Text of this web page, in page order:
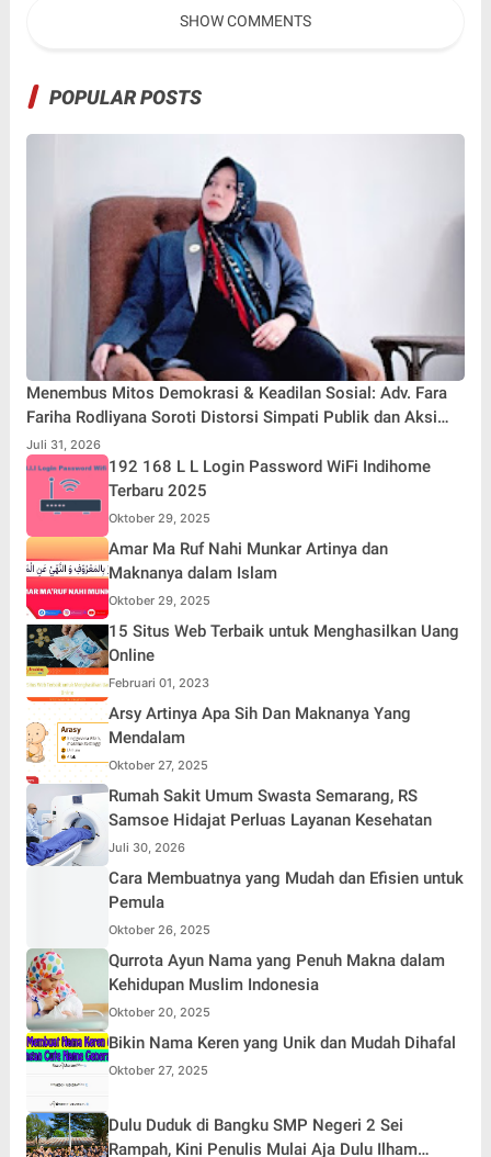
SHOW COMMENTS
POPULAR POSTS
Menembus Mitos Demokrasi & Keadilan Sosial: Adv. Fara
Fariha Rodliyana Soroti Distorsi Simpati Publik dan Aksi
Main Hakim Sendiri
Juli 31, 2026
192 168 L L Login Password WiFi Indihome
Terbaru 2025
Oktober 29, 2025
Amar Ma Ruf Nahi Munkar Artinya dan
Maknanya dalam Islam
Oktober 29, 2025
15 Situs Web Terbaik untuk Menghasilkan Uang
Online
Februari 01, 2023
Arsy Artinya Apa Sih Dan Maknanya Yang
Mendalam
Oktober 27, 2025
Rumah Sakit Umum Swasta Semarang, RS
Samsoe Hidajat Perluas Layanan Kesehatan
Juli 30, 2026
Cara Membuatnya yang Mudah dan Efisien untuk
Pemula
Oktober 26, 2025
Qurrota Ayun Nama yang Penuh Makna dalam
Kehidupan Muslim Indonesia
Oktober 20, 2025
Bikin Nama Keren yang Unik dan Mudah Dihafal
Oktober 27, 2025
Dulu Duduk di Bangku SMP Negeri 2 Sei
Rampah, Kini Penulis Mulai Aja Dulu Ilham